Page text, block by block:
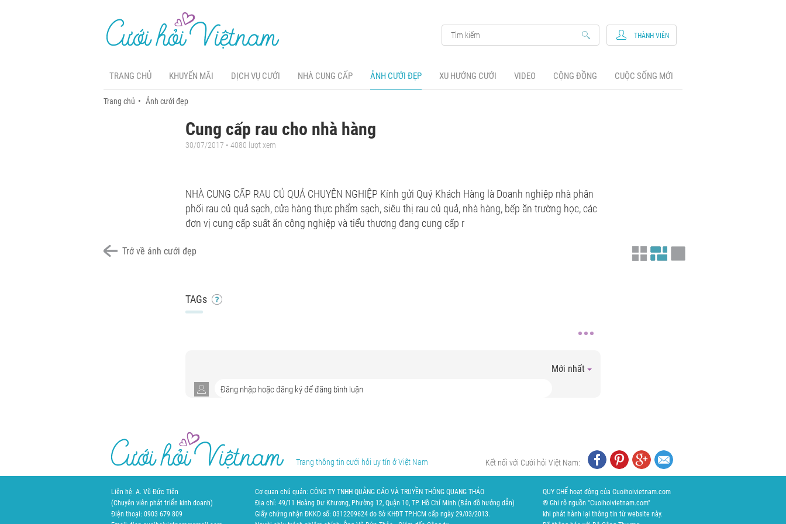
TRANG CHỦ KHUYẾN MÃI DỊCH VỤ CƯỚI NHÀ CUNG CẤP ẢNH CƯỚI ĐẸP XU HƯỚNG CƯỚI VIDEO CỘNG ĐỒNG CUỘC SỐNG MỚI
THÀNH VIÊN
Trang chủ Ảnh cưới đẹp
Cung cấp rau cho nhà hàng
30/07/2017 • 4080 lượt xem
NHÀ CUNG CẤP RAU CỦ QUẢ CHUYÊN NGHIỆP Kính gửi Quý Khách Hàng là Doanh nghiệp nhà phân
phối rau củ quả sạch, cửa hàng thực phẩm sạch, siêu thị rau củ quả, nhà hàng, bếp ăn trường học, các
đơn vị cung cấp suất ăn công nghiệp và tiểu thương đang cung cấp r
Trở về ảnh cưới đẹp
TAGs
Mới nhất
Trang thông tin cưới hỏi uy tín ở Việt Nam Kết nối với Cưới hỏi Việt Nam:
Liên hệ: A. Vũ Đức Tiên
(Chuyên viên phát triển kinh doanh)
Điện thoại: 0903 679 809
Cơ quan chủ quản: CÔNG TY TNHH QUẢNG CÁO VÀ TRUYỀN THÔNG QUANG THẢO
Địa chỉ: 49/11 Hoàng Dư Khương, Phường 12, Quận 10, TP. Hồ Chí Minh ( Bản đồ hướng dẫn)
Giấy chứng nhận ĐKKD số: 0312209624 do Sở KHĐT TP.HCM cấp ngày 29/03/2013.
QUY CHẾ hoạt động của Cuoihoivietnam.com
® Ghi rõ nguồn "Cuoihoivietnam.com"
khi phát hành lại thông tin từ website này.